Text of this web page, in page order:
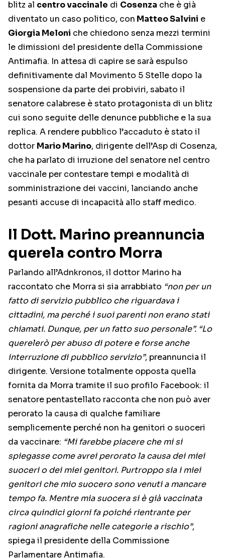
blitz al centro vaccinale di Cosenza che è già
diventato un caso politico, con Matteo Salvini e
Giorgia Meloni che chiedono senza mezzi termini
le dimissioni del presidente della Commissione
Antimafia. In attesa di capire se sarà espulso
definitivamente dal Movimento 5 Stelle dopo la
sospensione da parte dei probiviri, sabato il
senatore calabrese è stato protagonista di un blitz
cui sono seguite delle denunce pubbliche e la sua
replica. A rendere pubblico l’accaduto è stato il
dottor Mario Marino, dirigente dell’Asp di Cosenza,
che ha parlato di irruzione del senatore nel centro
vaccinale per contestare tempi e modalità di
somministrazione dei vaccini, lanciando anche
pesanti accuse di incapacità allo staff medico.
Il Dott. Marino preannuncia
querela contro Morra
Parlando all’Adnkronos, il dottor Marino ha
raccontato che Morra si sia arrabbiato “non per un
fatto di servizio pubblico che riguardava i
cittadini, ma perché i suoi parenti non erano stati
chiamati. Dunque, per un fatto suo personale”. “Lo
querelerò per abuso di potere e forse anche
interruzione di pubblico servizio”, preannuncia il
dirigente. Versione totalmente opposta quella
fornita da Morra tramite il suo profilo Facebook: il
senatore pentastellato racconta che non può aver
perorato la causa di qualche familiare
semplicemente perché non ha genitori o suoceri
da vaccinare: “Mi farebbe piacere che mi si
spiegasse come avrei perorato la causa dei miei
suoceri o dei miei genitori. Purtroppo sia i miei
genitori che mio suocero sono venuti a mancare
tempo fa. Mentre mia suocera si è già vaccinata
circa quindici giorni fa poiché rientrante per
ragioni anagrafiche nelle categorie a rischio”,
spiega il presidente della Commissione
Parlamentare Antimafia.